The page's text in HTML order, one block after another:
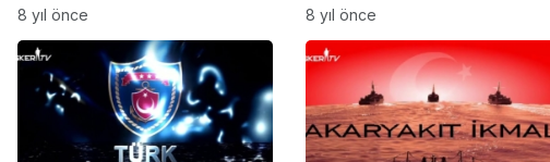
8 yıl önce 8 yıl önce